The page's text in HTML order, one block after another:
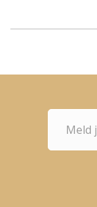
Meld